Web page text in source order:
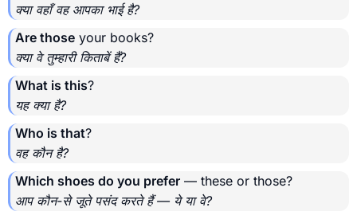
क्या वहाँ वह आपका भाई है?
Are those your books?
क्या वे तुम्हारी किताबें हैं?
What is this?
यह क्या है?
Who is that?
वह कौन है?
Which shoes do you prefer — these or those?
आप कौन-से जूते पसंद करते हैं — ये या वे?